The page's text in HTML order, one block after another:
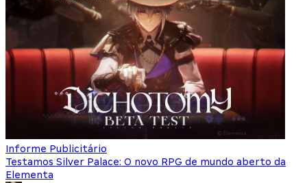
Informe Publicitário
Testamos Silver Palace: O novo RPG de mundo aberto da
Elementa